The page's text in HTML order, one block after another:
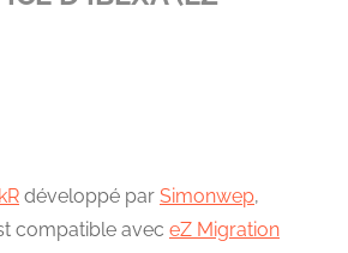
développé par Simonwep,
compatible avec eZ Migration